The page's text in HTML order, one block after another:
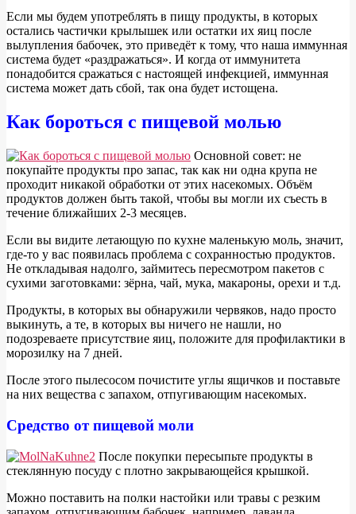
Если мы будем употреблять в пищу продукты, в которых
остались частички крылышек или остатки их яиц после
вылупления бабочек, это приведёт к тому, что наша иммунная
система будет «раздражаться». И когда от иммунитета
понадобится сражаться с настоящей инфекцией, иммунная
система может дать сбой, так она будет истощена.
Как бороться с пищевой молью
Основной совет: не
покупайте продукты про запас, так как ни одна крупа не
проходит никакой обработки от этих насекомых. Объём
продуктов должен быть такой, чтобы вы могли их съесть в
течение ближайших 2-3 месяцев.
Если вы видите летающую по кухне маленькую моль, значит,
где-то у вас появилась проблема с сохранностью продуктов.
Не откладывая надолго, займитесь пересмотром пакетов с
сухими заготовками: зёрна, чай, мука, макароны, орехи и т.д.
Продукты, в которых вы обнаружили червяков, надо просто
выкинуть, а те, в которых вы ничего не нашли, но
подозреваете присутствие яиц, положите для профилактики в
морозилку на 7 дней.
После этого пылесосом почистите углы ящичков и поставьте
на них вещества с запахом, отпугивающим насекомых.
Средство от пищевой моли
После покупки пересыпьте продукты в
стеклянную посуду с плотно закрывающейся крышкой.
Можно поставить на полки настойки или травы с резким